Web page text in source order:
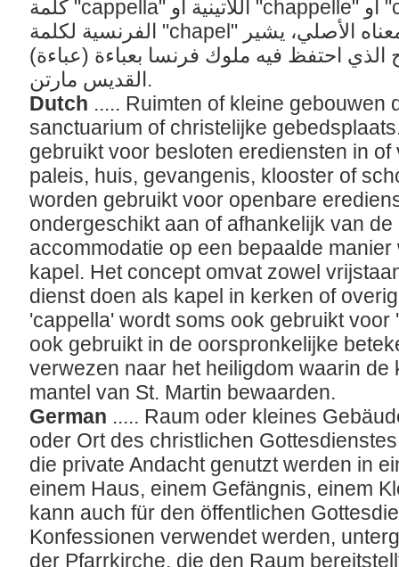
كلمة "cappella" اللاتينية أو "chappelle" أو "chapelle" المشتقة من
الفرنسية لكلمة "chapel" في النصوص الإنجليزية. في معناه الأصلي، يشير
الذي احتفظ فيه ملوك فرنسا بعباءة (عباءة)
القديس مارتن.
Dutch ..... Ruimten of kleine gebouwen
sanctuarium of christelijke
gebruikt voor besloten erediensten in
paleis, huis, gevangenis, klooster of
worden gebruikt voor openbare
ondergeschikt aan of afhankelijk van
accommodatie op een bepaalde
kapel. Het concept omvat zowel
dienst doen als kapel in kerken of
'cappella' wordt soms ook gebruikt
ook gebruikt in de oorspronkelijke
verwezen naar het heiligdom waarin
mantel van St. Martin bewaarden.
German ..... Raum oder kleines
oder Ort des christlichen
die private Andacht genutzt werden in
einem Haus, einem Gefängnis, einem
kann auch für den öffentlichen
Konfessionen verwendet werden,
der Pfarrkirche, die den Raum